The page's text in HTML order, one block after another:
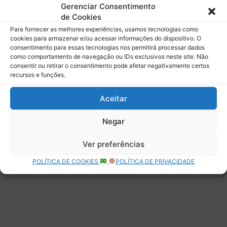
Gerenciar Consentimento
de Cookies
Para fornecer as melhores experiências, usamos tecnologias como
cookies para armazenar e/ou acessar informações do dispositivo. O
consentimento para essas tecnologias nos permitirá processar dados
como comportamento de navegação ou IDs exclusivos neste site. Não
consentir ou retirar o consentimento pode afetar negativamente certos
recursos e funções.
Aceitar
Negar
Ver preferências
POLÍTICA DE COOKIES POLÍTICA DE PRIVACIDADE
Assinar
Deixe uma resposta